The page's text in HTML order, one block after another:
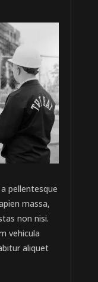
pellentesque
massa,
non nisi.
vehicula
aliquet